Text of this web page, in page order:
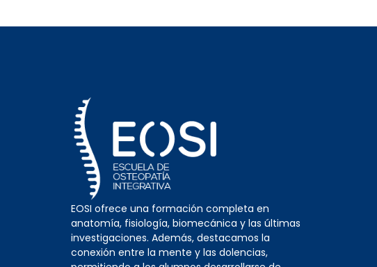
EOSI ofrece una formación completa en
anatomía, fisiología, biomecánica y las últimas
investigaciones. Además, destacamos la
conexión entre la mente y las dolencias,